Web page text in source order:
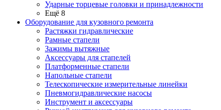
Ударные торцевые головки и принадлежности
Ещё 8
Оборудование для кузовного ремонта
Растяжки гидравлические
Рамные стапели
Зажимы вытяжные
Аксессуары для стапелей
Платформенные стапели
Напольные стапели
Телескопические измерительные линейки
Пневмогидравлические насосы
Инструмент и аксессуары